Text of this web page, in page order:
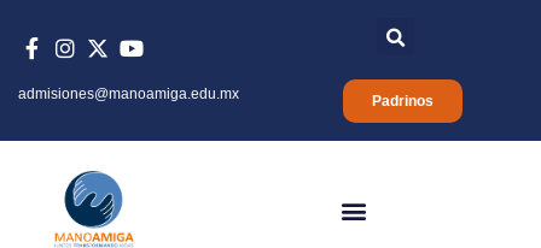
Padrinos
admisiones@manoamiga.edu.mx